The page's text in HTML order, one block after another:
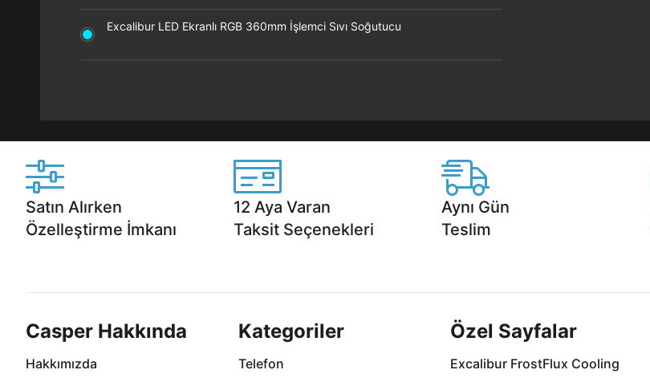
Excalibur LED Ekranlı RGB 360mm İşlemci Sıvı Soğutucu
Satın Alırken
Özelleştirme İmkanı
12 Aya Varan
Taksit Seçenekleri
Aynı Gün
Teslim
Casper Hakkında
Hakkımızda
Kategoriler
Telefon
Özel Sayfalar
Excalibur FrostFlux Cooling